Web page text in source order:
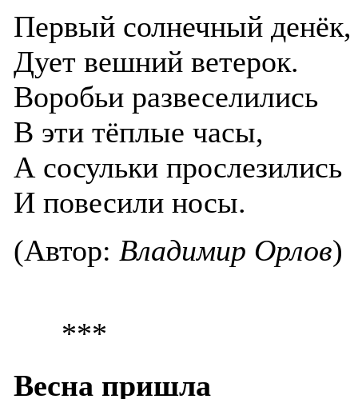
Первый солнечный денёк,
Дует вешний ветерок.
Воробьи развеселились
В эти тёплые часы,
А сосульки прослезились
И повесили носы.
(Автор: Владимир Орлов)
***
Весна пришла